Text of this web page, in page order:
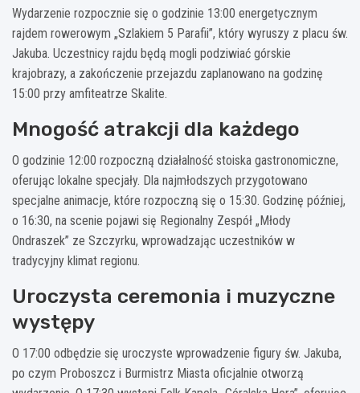
Wydarzenie rozpocznie się o godzinie 13:00 energetycznym
rajdem rowerowym „Szlakiem 5 Parafii”, który wyruszy z placu św.
Jakuba. Uczestnicy rajdu będą mogli podziwiać górskie
krajobrazy, a zakończenie przejazdu zaplanowano na godzinę
15:00 przy amfiteatrze Skalite.
Mnogość atrakcji dla każdego
O godzinie 12:00 rozpoczną działalność stoiska gastronomiczne,
oferując lokalne specjały. Dla najmłodszych przygotowano
specjalne animacje, które rozpoczną się o 15:30. Godzinę później,
o 16:30, na scenie pojawi się Regionalny Zespół „Młody
Ondraszek” ze Szczyrku, wprowadzając uczestników w
tradycyjny klimat regionu.
Uroczysta ceremonia i muzyczne
występy
O 17:00 odbędzie się uroczyste wprowadzenie figury św. Jakuba,
po czym Proboszcz i Burmistrz Miasta oficjalnie otworzą